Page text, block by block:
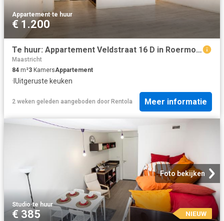
Appartement·te huur
€ 1.200
Te huur: Appartement Veldstraat 16 D in Roermond
Maastricht
84 m²3 KamersAppartement
· IUitgeruste keuken
2 weken geleden aangeboden door Rentola Meer informatie
Foto bekijken
Studio·te huur
€ 385 NIEUW